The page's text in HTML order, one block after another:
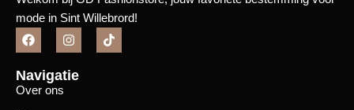
mode in Sint Willebrord!
Navigatie
Over ons